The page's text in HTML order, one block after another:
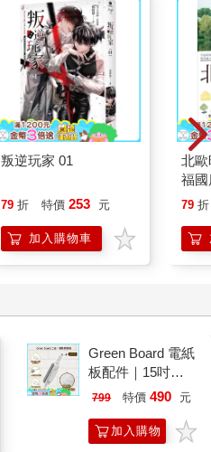
叛逆玩家 01
79 折 特價 253 元
加入購物車
北
福
79 折
Green Board 電紙
板配件｜15吋
ECO專用 三合一
板 替換筆 板擦
799 特價 490 元
加入購物